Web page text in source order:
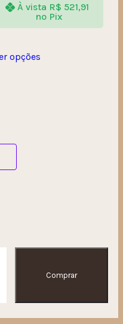
À vista R$ 521,91
no Pix
opções
Comprar